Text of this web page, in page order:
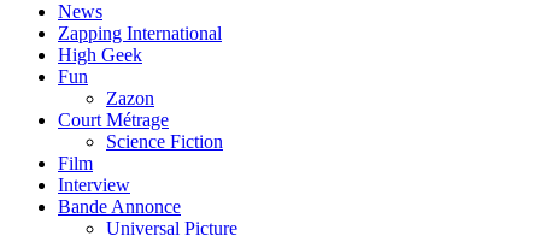
News
Zapping International
High Geek
Fun
Zazon
Court Métrage
Science Fiction
Film
Interview
Bande Annonce
Universal Picture